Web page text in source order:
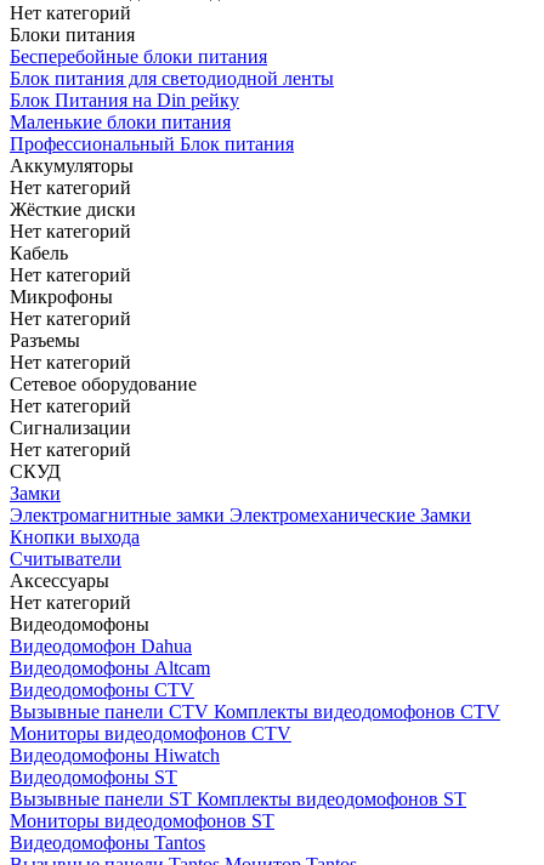
Нет категорий
Блоки питания
Бесперебойные блоки питания
Блок питания для светодиодной ленты
Блок Питания на Din рейку
Маленькие блоки питания
Профессиональный Блок питания
Аккумуляторы
Нет категорий
Жёсткие диски
Нет категорий
Кабель
Нет категорий
Микрофоны
Нет категорий
Разъемы
Нет категорий
Сетевое оборудование
Нет категорий
Сигнализации
Нет категорий
СКУД
Замки
Электромагнитные замки Электромеханические Замки
Кнопки выхода
Считыватели
Аксессуары
Нет категорий
Видеодомофоны
Видеодомофон Dahua
Видеодомофоны Altcam
Видеодомофоны CTV
Вызывные панели CTV Комплекты видеодомофонов CTV
Мониторы видеодомофонов CTV
Видеодомофоны Hiwatch
Видеодомофоны ST
Вызывные панели ST Комплекты видеодомофонов ST
Мониторы видеодомофонов ST
Видеодомофоны Tantos